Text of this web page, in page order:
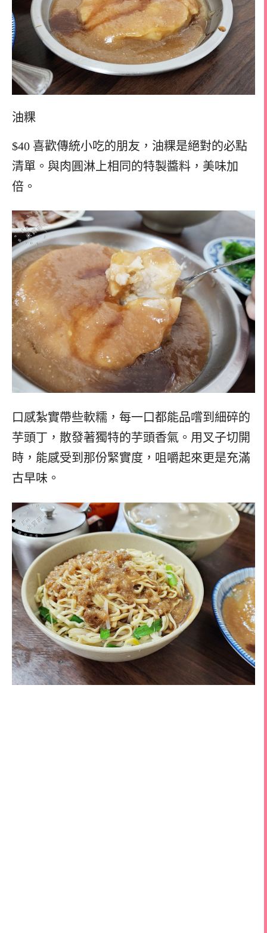
油粿
$40 喜歡傳統小吃的朋友，油粿是絕對的必點
清單。與肉圓淋上相同的特製醬料，美味加
倍。
口感紮實帶些軟糯，每一口都能品嚐到細碎的
芋頭丁，散發著獨特的芋頭香氣。用叉子切開
時，能感受到那份緊實度，咀嚼起來更是充滿
古早味。